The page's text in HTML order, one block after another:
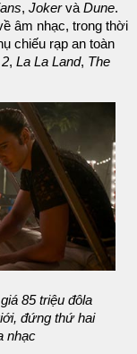
, Jokervà Dune.
âm nhạc, trong thời
chiếu rạp an toàn
, La La Land, The
85 triệu đôla
đứng thứ hai
nhạc